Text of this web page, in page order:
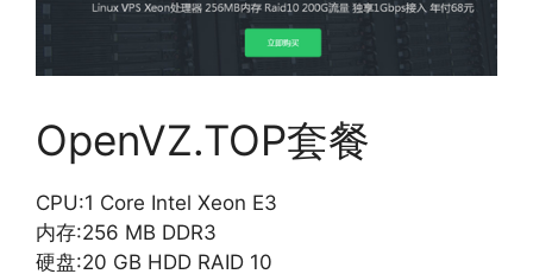
OpenVZ.TOP套餐
CPU:1 Core Intel Xeon E3
内存:256 MB DDR3
硬盘:20 GB HDD RAID 10